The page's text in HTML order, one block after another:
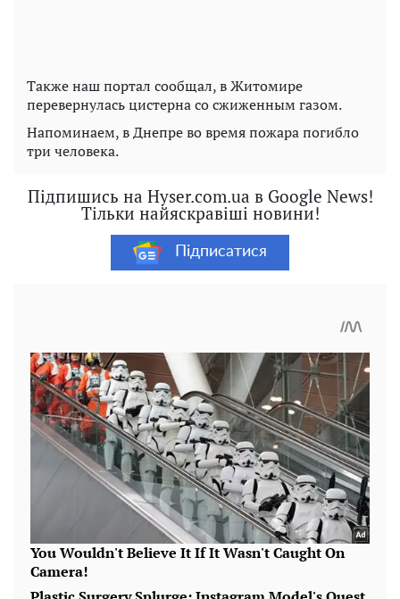
Также наш портал сообщал, в Житомире
перевернулась цистерна со сжиженным газом.
Напоминаем, в Днепре во время пожара погибло
три человека.
Підпишись на Hyser.com.ua в Google News!
Тільки найяскравіші новини!
Підписатися